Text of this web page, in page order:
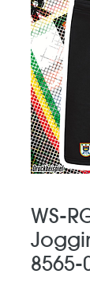
WS-
8565-